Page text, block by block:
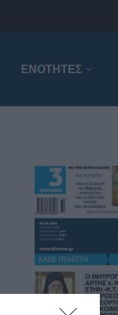
ΕΝΟΤΗΤΕΣ